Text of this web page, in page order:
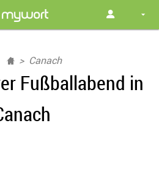
Canach
Fußballabend in